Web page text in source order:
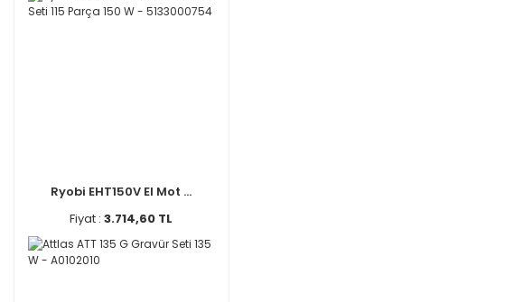
Ryobi EHT150V El Mot ...
Fiyat :3.714,60 TL